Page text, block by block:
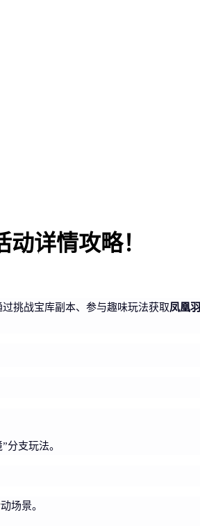
详情攻略！
挑战宝库副本、参与趣味玩法获取凤凰羽
分支玩法。
场景。